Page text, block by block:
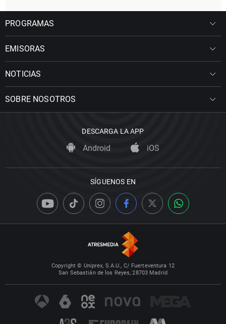
PROGRAMAS
EMISORAS
NOTICIAS
SOBRE NOSOTROS
DESCARGA LA APP
Android iOS
SÍGUENOS EN
Copyright © Uniprex, S.A.U., C/ Fuerteventura 12
San Sebastián de los Reyes, 28703 Madrid